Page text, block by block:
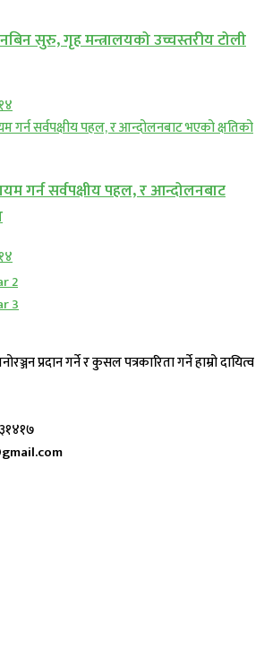
सुरु, गृह मन्त्रालयको उच्चस्तरीय टोली
गर्न सर्वपक्षीय पहल, र आन्दोलनबाट
प्रदान गर्ने र कुसल पत्रकारिता गर्ने हाम्रो दायित्व